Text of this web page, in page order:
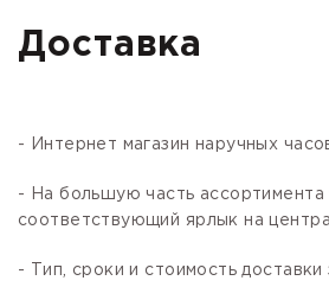
Доставка
- Интернет магазин наручных
- На большую часть
соответствующий ярлык на
- Тип, сроки и стоимость